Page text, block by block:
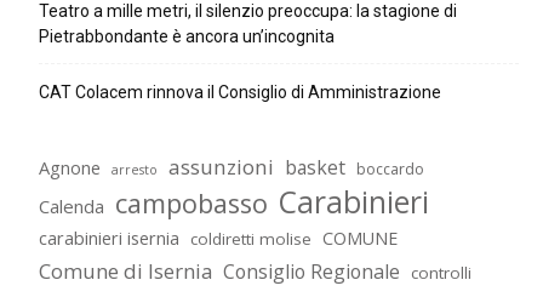
Teatro a mille metri, il silenzio preoccupa: la stagione di
Pietrabbondante è ancora un’incognita
CAT Colacem rinnova il Consiglio di Amministrazione
Agnone arresto assunzioni basket boccardo
Calenda campobasso Carabinieri
carabinieri isernia coldiretti molise COMUNE
Comune di Isernia Consiglio Regionale controlli